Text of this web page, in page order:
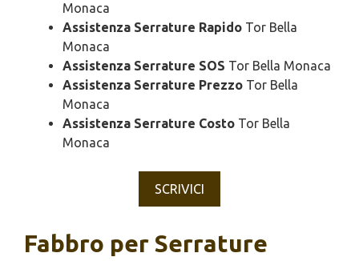
Monaca
Assistenza Serrature Rapido Tor Bella
Monaca
Assistenza Serrature SOS Tor Bella Monaca
Assistenza Serrature Prezzo Tor Bella
Monaca
Assistenza Serrature Costo Tor Bella
Monaca
SCRIVICI
Fabbro per Serrature